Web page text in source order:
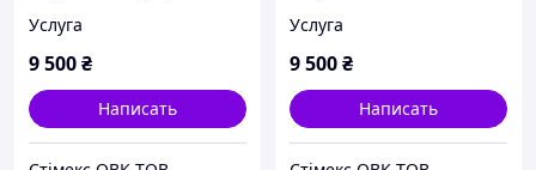
Услуга
9 500₴
Написать
Услуга
9 500₴
Написать